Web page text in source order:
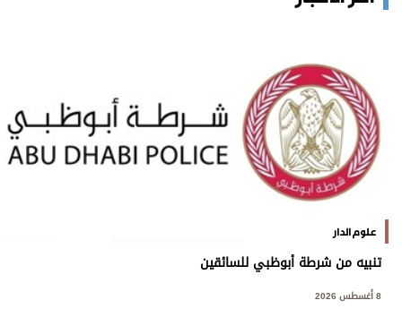
علوم الدار
تنبيه من شرطة أبوظبي للسائقين
8 أغسطس 2026